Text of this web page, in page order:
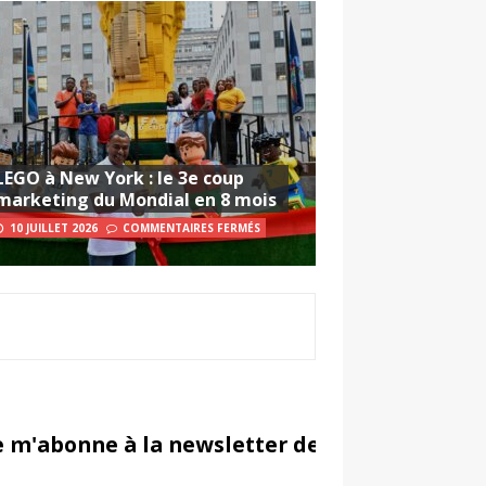
à New York : le 3e coup
du Mondial en 8 mois
10 JUILLET 2026 COMMENTAIRES FERMÉS
m'abonne à la newsletter de